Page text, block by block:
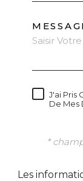
J'ai Pris
De Mes
*
Les